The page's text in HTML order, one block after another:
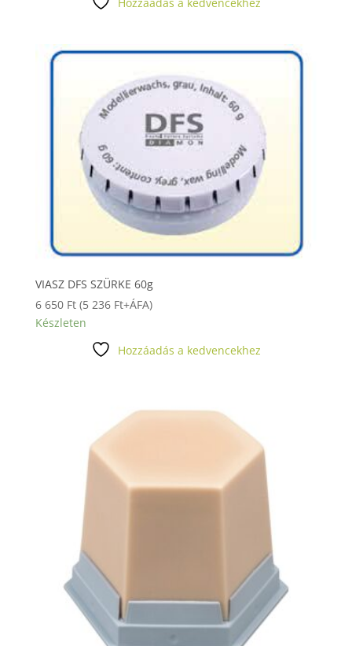
VIASZ DFS SZÜRKE 60g
6 650 Ft (5 236 Ft+ÁFA)
Készleten
Hozzáadás a kedvencekhez